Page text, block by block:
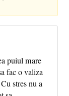
puiul mare
fac o valiza
stres nu a